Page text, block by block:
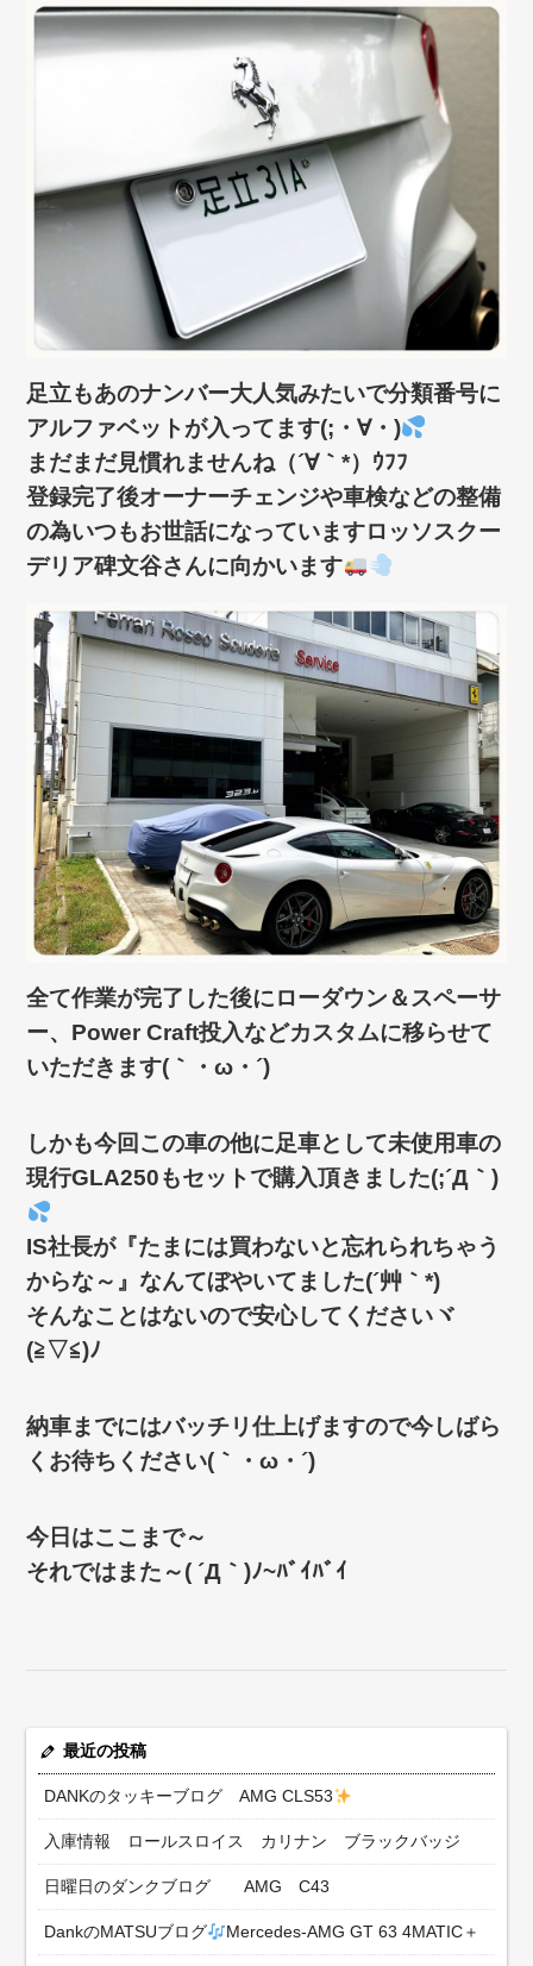
足立もあのナンバー大人気みたいで分類番号に
アルファベットが入ってます(;・∀・)
まだまだ見慣れませんね（´∀｀*）ｳﾌﾌ
登録完了後オーナーチェンジや車検などの整備
の為いつもお世話になっていますロッソスクー
デリア碑文谷さんに向かいます
全て作業が完了した後にローダウン＆スペーサ
ー、Power Craft投入などカスタムに移らせて
いただきます(｀・ω・´)ゞ
しかも今回この車の他に足車として未使用車の
現行GLA250もセットで購入頂きました(;´Д｀)
IS社長が『たまには買わないと忘れられちゃう
からな～』なんてぼやいてました(´艸｀*)
そんなことはないので安心してくださいヾ
(≧▽≦)ﾉ
納車までにはバッチリ仕上げますので今しばら
くお待ちください(｀・ω・´)ゞ
今日はここまで～
それではまた～( ´Д｀)ﾉ~ﾊﾞｲﾊﾞｲ
最近の投稿
DANKのタッキーブログ AMG CLS53
入庫情報 ロールスロイス カリナン ブラックバッジ
日曜日のダンクブログ AMG C43
DankのMATSUブログ Mercedes-AMG GT 63 4MATIC＋